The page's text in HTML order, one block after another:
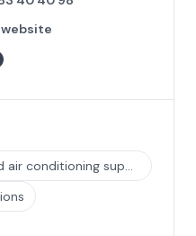
Electricity, gas, steam and air conditioning supply